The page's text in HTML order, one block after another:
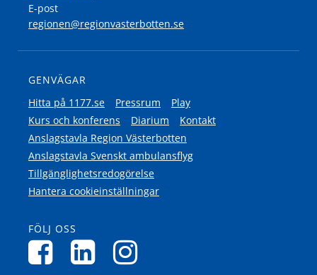
E-post
regionen@regionvasterbotten.se
GENVÄGAR
Hitta på 1177.se
Pressrum
Play
Kurs och konferens
Diarium
Kontakt
Anslagstavla Region Västerbotten
Anslagstavla Svenskt ambulansflyg
Tillgänglighetsredogörelse
Hantera cookieinställningar
FÖLJ OSS